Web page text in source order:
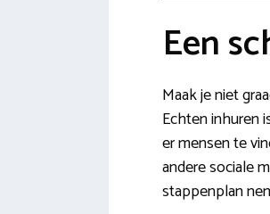
Een
Maak je niet
Echten inhuren
er mensen te
andere sociale
stappenplan